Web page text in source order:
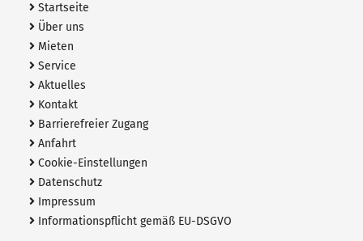
Startseite
Über uns
Mieten
Service
Aktuelles
Kontakt
Barrierefreier Zugang
Anfahrt
Cookie-Einstellungen
Datenschutz
Impressum
Informationspflicht gemäß EU-DSGVO